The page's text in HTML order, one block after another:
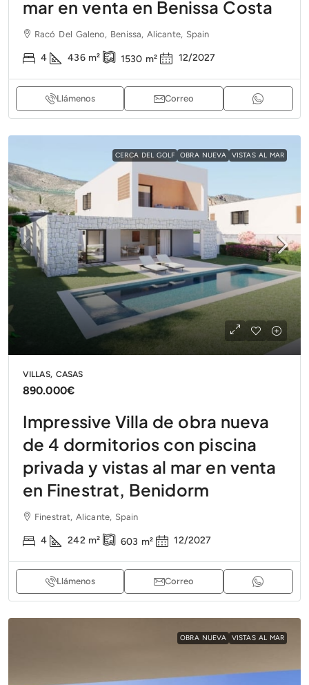
mar en venta en Benissa Costa
Racó Del Galeno, Benissa, Alicante, Spain
4 436 m² 1530 m² 12/2027
Llámenos Correo
CERCA DEL GOLF OBRA NUEVA VISTAS AL MAR
VILLAS, CASAS
890.000€
Impressive Villa de obra nueva
de 4 dormitorios con piscina
privada y vistas al mar en venta
en Finestrat, Benidorm
Finestrat, Alicante, Spain
4 242 m² 603 m² 12/2027
Llámenos Correo
OBRA NUEVA VISTAS AL MAR